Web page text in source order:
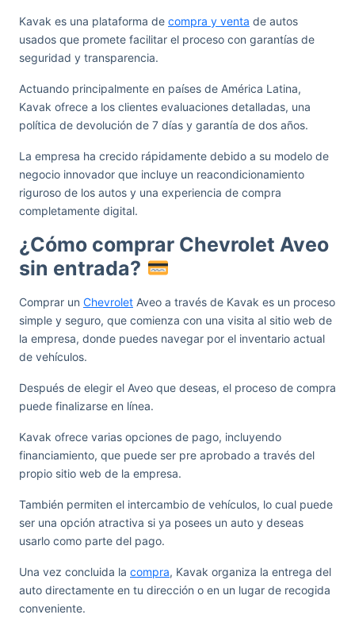
Kavak es una plataforma de compra y venta de autos
usados que promete facilitar el proceso con garantías de
seguridad y transparencia.
Actuando principalmente en países de América Latina,
Kavak ofrece a los clientes evaluaciones detalladas, una
política de devolución de 7 días y garantía de dos años.
La empresa ha crecido rápidamente debido a su modelo de
negocio innovador que incluye un reacondicionamiento
riguroso de los autos y una experiencia de compra
completamente digital.
¿Cómo comprar Chevrolet Aveo
sin entrada?
Comprar un Chevrolet Aveo a través de Kavak es un proceso
simple y seguro, que comienza con una visita al sitio web de
la empresa, donde puedes navegar por el inventario actual
de vehículos.
Después de elegir el Aveo que deseas, el proceso de compra
puede finalizarse en línea.
Kavak ofrece varias opciones de pago, incluyendo
financiamiento, que puede ser pre aprobado a través del
propio sitio web de la empresa.
También permiten el intercambio de vehículos, lo cual puede
ser una opción atractiva si ya posees un auto y deseas
usarlo como parte del pago.
Una vez concluida la compra, Kavak organiza la entrega del
auto directamente en tu dirección o en un lugar de recogida
conveniente.